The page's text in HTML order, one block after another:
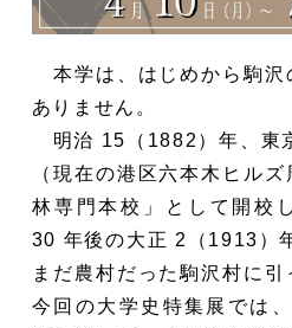
本学は、はじめから駒沢
ありません。
明治 15（1882）年、東
（現在の港区六本木ヒル
林専門本校」として開校
30 年後の大正 2（1913）
まだ農村だった駒沢村に引
今回の大学史特集展では